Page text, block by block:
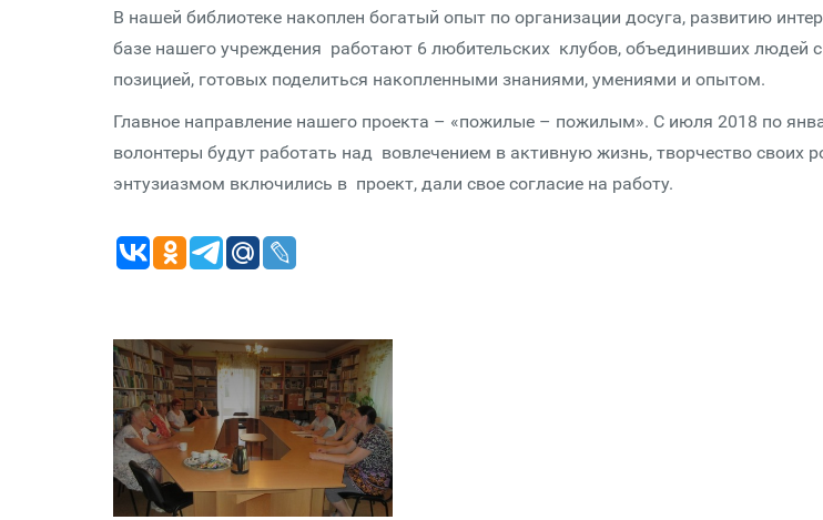
В нашей библиотеке накоплен богатый опыт по организации досуга, развитию
базе нашего учреждения работают 6 любительских клубов, объединивших людей
позицией, готовых поделиться накопленными знаниями, умениями и опытом.
Главное направление нашего проекта – «пожилые – пожилым». С июля 2018 по
волонтеры будут работать над вовлечением в активную жизнь, творчество своих
энтузиазмом включились в проект, дали свое согласие на работу.